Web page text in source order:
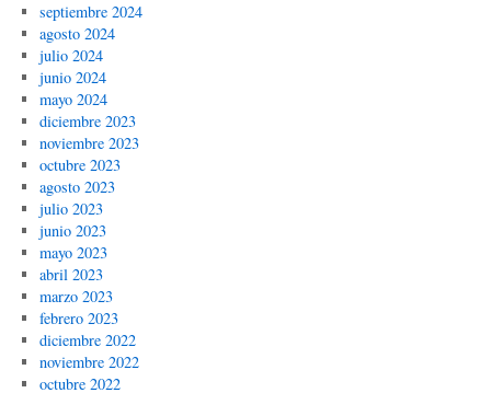
septiembre 2024
agosto 2024
julio 2024
junio 2024
mayo 2024
diciembre 2023
noviembre 2023
octubre 2023
agosto 2023
julio 2023
junio 2023
mayo 2023
abril 2023
marzo 2023
febrero 2023
diciembre 2022
noviembre 2022
octubre 2022